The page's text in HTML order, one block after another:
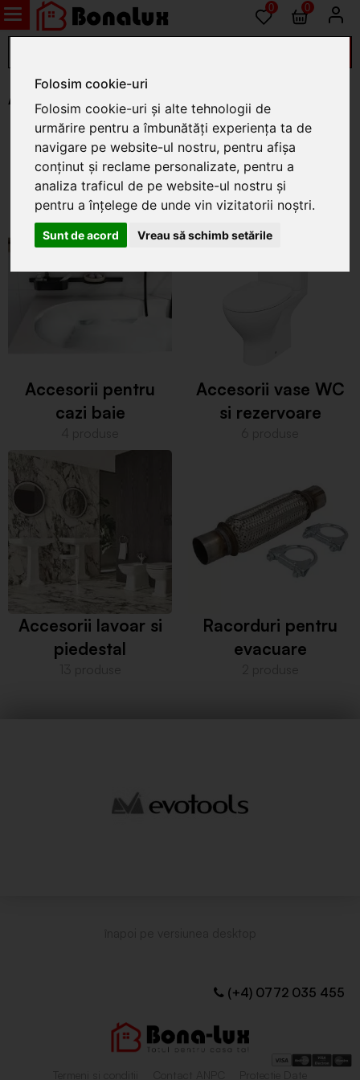
Folosim cookie-uri
Folosim cookie-uri și alte tehnologii de
urmărire pentru a îmbunătăți experiența ta de
navigare pe website-ul nostru, pentru afișa
conținut și reclame personalizate, pentru a
analiza traficul de pe website-ul nostru și
pentru a înțelege de unde vin vizitatorii noștri.
Sunt de acord Vreau să schimb setările
0 0
Alca
Accesorii pentru
cazi baie
Accesorii vase WC
si rezervoare
Accesorii lavoar si
piedestal
Racorduri pentru
evacuare
(+4) 0772 035 455